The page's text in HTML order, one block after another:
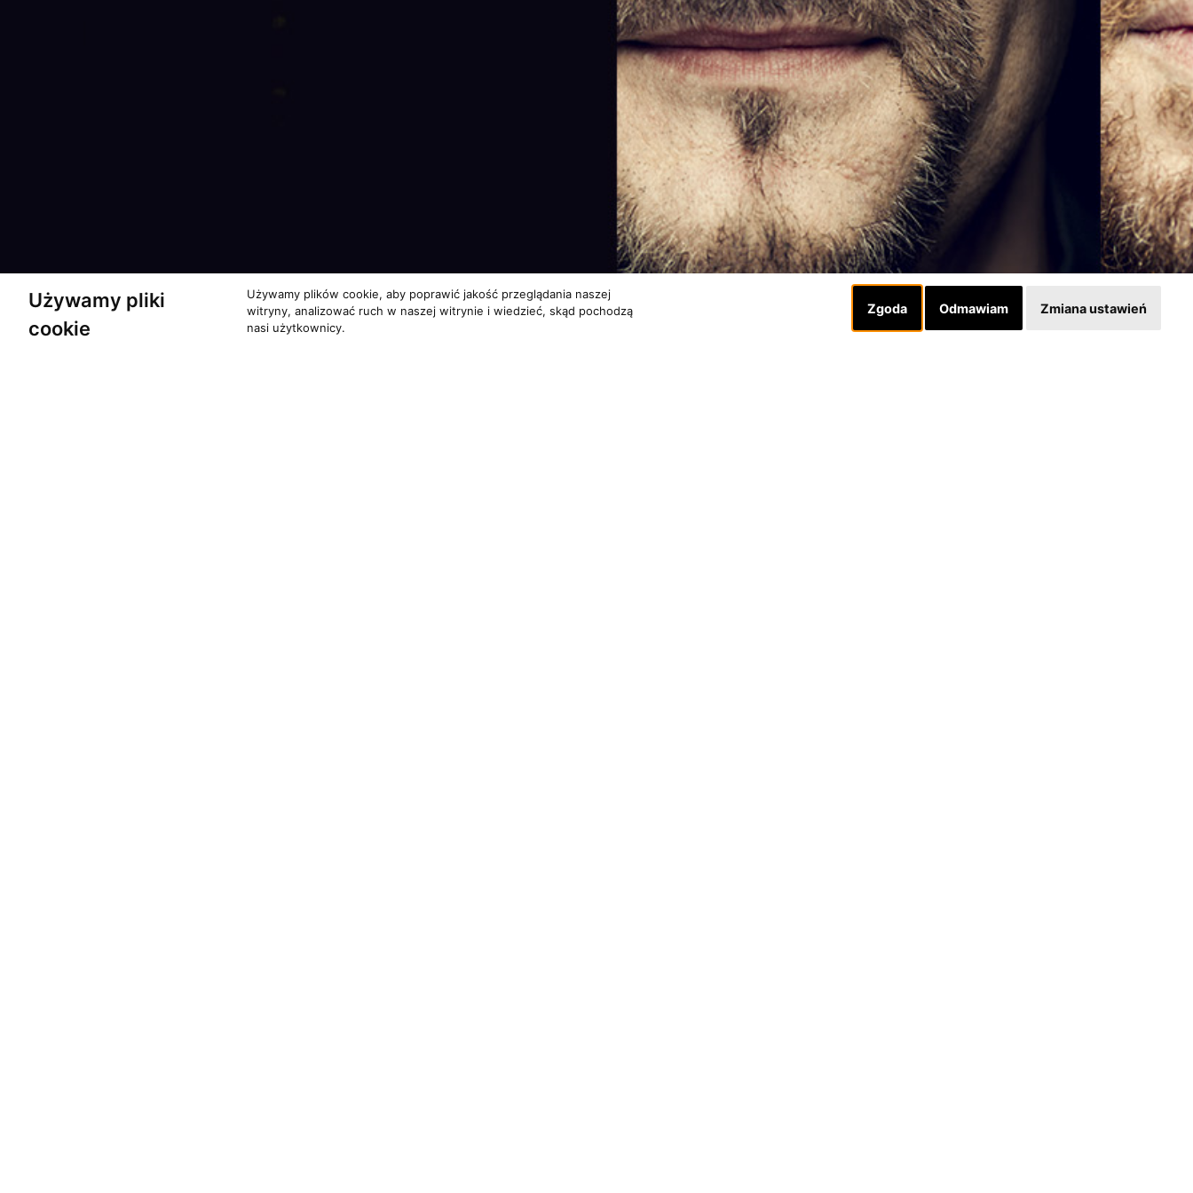
Używamy pliki
cookie
Używamy plików cookie, aby poprawić jakość przeglądania naszej
witryny, analizować ruch w naszej witrynie i wiedzieć, skąd pochodzą
nasi użytkownicy.
Zgoda Odmawiam Zmiana ustawień